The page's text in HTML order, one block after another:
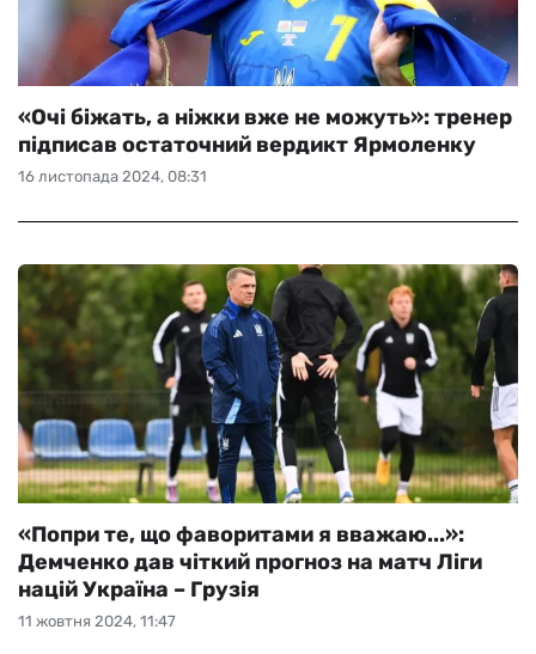
16 листопада 2024, 08:31
«Очі біжать, а ніжки вже не можуть»: тренер
підписав остаточний вердикт Ярмоленку
11 жовтня 2024, 11:47
«Попри те, що фаворитами я вважаю...»:
Демченко дав чіткий прогноз на матч Ліги
націй Україна – Грузія